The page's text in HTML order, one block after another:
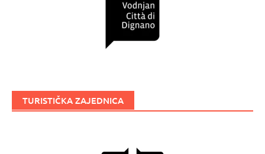
TURISTIČKA ZAJEDNICA